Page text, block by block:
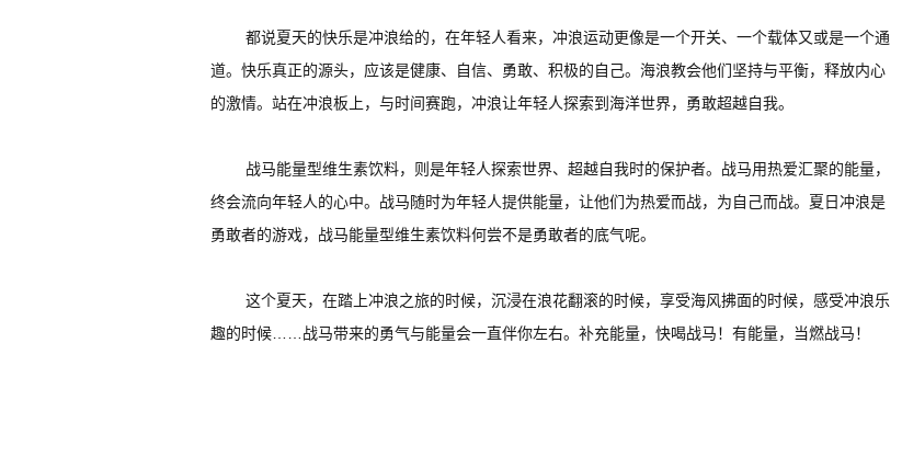
都说夏天的快乐是冲浪给的，在年轻人看来，冲浪运动更像是一个开关、一个载体又或是一个通
道。快乐真正的源头，应该是健康、自信、勇敢、积极的自己。海浪教会他们坚持与平衡，释放内心
的激情。站在冲浪板上，与时间赛跑，冲浪让年轻人探索到海洋世界，勇敢超越自我。
战马能量型维生素饮料，则是年轻人探索世界、超越自我时的保护者。战马用热爱汇聚的能量，
终会流向年轻人的心中。战马随时为年轻人提供能量，让他们为热爱而战，为自己而战。夏日冲浪是
勇敢者的游戏，战马能量型维生素饮料何尝不是勇敢者的底气呢。
这个夏天，在踏上冲浪之旅的时候，沉浸在浪花翻滚的时候，享受海风拂面的时候，感受冲浪乐
趣的时候……战马带来的勇气与能量会一直伴你左右。补充能量，快喝战马！有能量，当燃战马！